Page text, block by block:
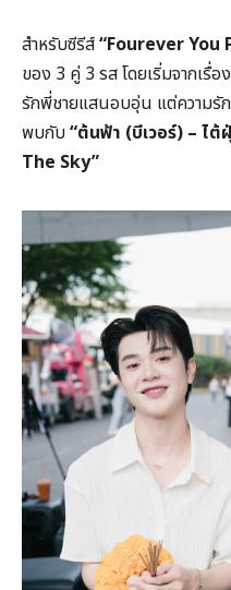
สำหรับซีรีส์“Fourever You
ของ 3 คู่ 3 รส โดยเริ่มจากเรื่
รักพี่ชายแสนอบอุ่น แต่ความรั
พบกับ“ต้นฟ้า (บีเวอร์) – ไต้
The Sky”